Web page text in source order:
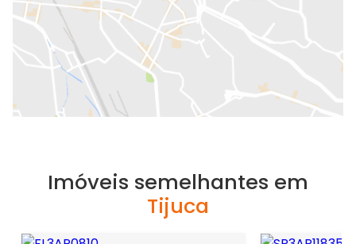
Imóveis semelhantes em
Tijuca